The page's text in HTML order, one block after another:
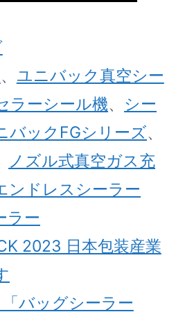
、 ユニバック真空シー
ラーシール機、 シー
バックFGシリーズ、
ノズル式真空ガス充
ンドレスシーラー
ラー
2023 日本包装産業
バッグシーラー